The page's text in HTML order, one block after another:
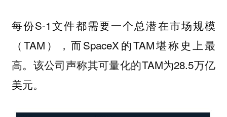
每份S-1文件都需要一个总潜在市场规模
（TAM），而SpaceX的TAM堪称史上最
高。该公司声称其可量化的TAM为28.5万亿
美元。